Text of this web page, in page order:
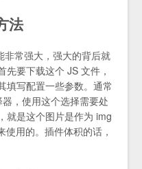
法
非常强大，强大的背后就
要下载这个 JS 文件，
填写配置一些参数。通常
，使用这个选择需要处
就是这个图片是作为 img
用的。插件体积的话，